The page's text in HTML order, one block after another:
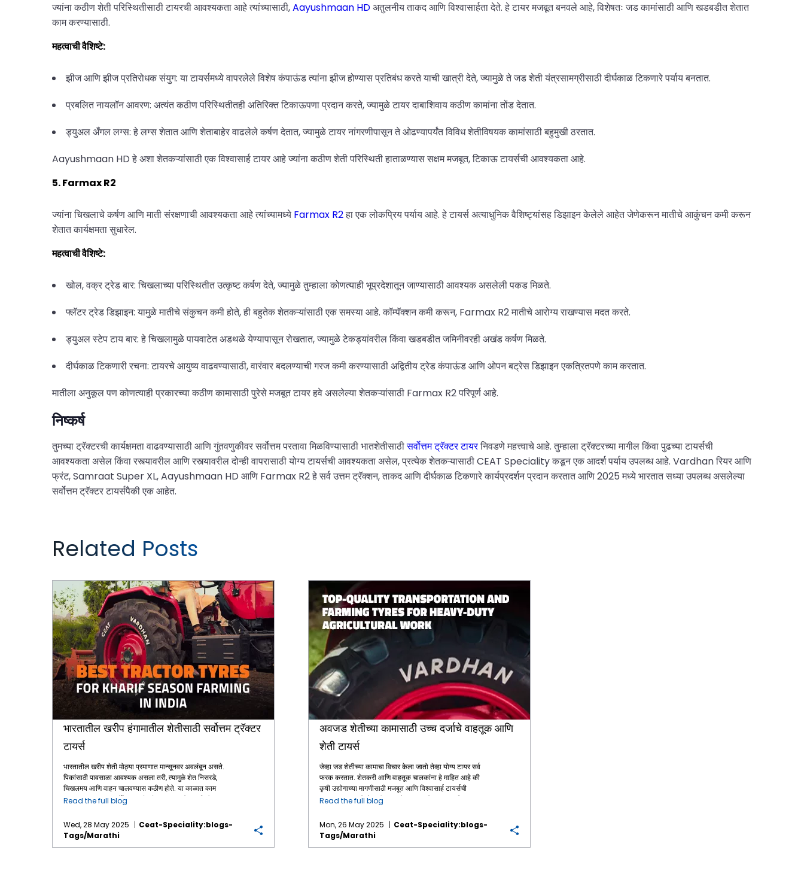
ज्यांना कठीण शेती परिस्थितीसाठी टायरची आवश्यकता आहे त्यांच्यासाठी,Aayushmaan HDअतुलनीय ताकद आणि विश्वासार्हता देते. हे टायर मजबूत बनवले आहे, विशेषतः जड कामांसाठी आणि खडबडीत शेतात
काम करण्यासाठी.
महत्वाची वैशिष्टे:
झीज आणि झीज प्रतिरोधक संयुग: या टायर्समध्ये वापरलेले विशेष कंपाऊंड त्यांना झीज होण्यास प्रतिबंध करते याची खात्री देते, ज्यामुळे ते जड शेती यंत्रसामग्रीसाठी दीर्घकाळ टिकणारे पर्याय बनतात.
प्रबलित नायलॉन आवरण: अत्यंत कठीण परिस्थितीतही अतिरिक्त टिकाऊपणा प्रदान करते, ज्यामुळे टायर दाबाशिवाय कठीण कामांना तोंड देतात.
ड्युअल अँगल लग्स: हे लग्स शेतात आणि शेताबाहेर वाढलेले कर्षण देतात, ज्यामुळे टायर नांगरणीपासून ते ओढण्यापर्यंत विविध शेतीविषयक कामांसाठी बहुमुखी ठरतात.
Aayushmaan HD हे अशा शेतकऱ्यांसाठी एक विश्वासार्ह टायर आहे ज्यांना कठीण शेती परिस्थिती हाताळण्यास सक्षम मजबूत, टिकाऊ टायर्सची आवश्यकता आहे.
5. Farmax R2
ज्यांना चिखलाचे कर्षण आणि माती संरक्षणाची आवश्यकता आहे त्यांच्यामध्येFarmax R2हा एक लोकप्रिय पर्याय आहे. हे टायर्स अत्याधुनिक वैशिष्ट्यांसह डिझाइन केलेले आहेत जेणेकरून मातीचे आकुंचन कमी करून
शेतात कार्यक्षमता सुधारेल.
महत्वाची वैशिष्टे:
खोल, वक्र ट्रेड बार: चिखलाच्या परिस्थितीत उत्कृष्ट कर्षण देते, ज्यामुळे तुम्हाला कोणत्याही भूप्रदेशातून जाण्यासाठी आवश्यक असलेली पकड मिळते.
फ्लॅटर ट्रेड डिझाइन: यामुळे मातीचे संकुचन कमी होते, ही बहुतेक शेतकऱ्यांसाठी एक समस्या आहे. कॉम्पॅक्शन कमी करून, Farmax R2 मातीचे आरोग्य राखण्यास मदत करते.
ड्युअल स्टेप टाय बार: हे चिखलामुळे पायवाटेत अडथळे येण्यापासून रोखतात, ज्यामुळे टेकड्यांवरील किंवा खडबडीत जमिनीवरही अखंड कर्षण मिळते.
दीर्घकाळ टिकणारी रचना: टायरचे आयुष्य वाढवण्यासाठी, वारंवार बदलण्याची गरज कमी करण्यासाठी अद्वितीय ट्रेड कंपाऊंड आणि ओपन बट्रेस डिझाइन एकत्रितपणे काम करतात.
मातीला अनुकूल पण कोणत्याही प्रकारच्या कठीण कामासाठी पुरेसे मजबूत टायर हवे असलेल्या शेतकऱ्यांसाठी Farmax R2 परिपूर्ण आहे.
निष्कर्ष
तुमच्या ट्रॅक्टरची कार्यक्षमता वाढवण्यासाठी आणि गुंतवणुकीवर सर्वोत्तम परतावा मिळविण्यासाठी भातशेतीसाठीसर्वोत्तम ट्रॅक्टर टायरनिवडणे महत्त्वाचे आहे. तुम्हाला ट्रॅक्टरच्या मागील किंवा पुढच्या टायर्सची
आवश्यकता असेल किंवा रस्त्यावरील आणि रस्त्यावरील दोन्ही वापरासाठी योग्य टायर्सची आवश्यकता असेल, प्रत्येक शेतकऱ्यासाठी CEAT Speciality कडून एक आदर्श पर्याय उपलब्ध आहे. Vardhan रियर आणि
फ्रंट, Samraat Super XL, Aayushmaan HD आणि Farmax R2 हे सर्व उत्तम ट्रॅक्शन, ताकद आणि दीर्घकाळ टिकणारे कार्यप्रदर्शन प्रदान करतात आणि 2025 मध्ये भारतात सध्या उपलब्ध असलेल्या
सर्वोत्तम ट्रॅक्टर टायर्सपैकी एक आहेत.
Related Posts
भारतातील खरीप हंगामातील शेतीसाठी सर्वोत्तम ट्रॅक्टर
टायर्स
भारतातील खरीप शेती मोठ्या प्रमाणात मान्सूनवर अवलंबून असते.
पिकांसाठी पावसाळा आवश्यक असला तरी, त्यामुळे शेत निसरडे,
चिखलमय आणि वाहन चालवण्यास कठीण होते. या काळात काम
करणाऱ्या ट्रॅक्टरना उर्जेपेक्षा काहीतरी जास्त लागते - जमिनीच्या
डिझाइन केलेले टायर्स दिवस वाचवतात. योग्य ट्रॅक्टर टायर्समुळे
पकड वाढू शकते, घसरण कमी होऊ शकते, जड भार सहजतेने वाहून
नेता येतो आणि तुमच्या यंत्रसामग्रीचा झीज देखील कमी होतो. या
Read the full blog
Wed, 28 May 2025
Ceat-Speciality:blogs-
Tags/marathi
अवजड शेतीच्या कामासाठी उच्च दर्जाचे वाहतूक आणि
शेती टायर्स
जेव्हा जड शेतीच्या कामाचा विचार केला जातो तेव्हा योग्य टायर सर्व
फरक करतात. शेतकरी आणि वाहतूक चालकांना हे माहित आहे की
कृषी उद्योगाच्या मागणीसाठी मजबूत आणि विश्वासार्ह टायर्सची
आवश्यकता असते जे कठीण भूप्रदेश, जास्त वेळ काम आणि जड भार
खडबडीत रस्त्यांवर, शेतीसाठी योग्य टायर्स तुमच्या वाहनांना त्यांच्या
सर्वोत्तम क्षमतेनुसार काम करण्यास आणि जास्त काळ टिकण्यास
मदत करतात. या ब्लॉगमध्ये, आपण काही उच्च-गुणवत्तेच्या कृषी
Read the full blog
Mon, 26 May 2025
Ceat-Speciality:blogs-
Tags/marathi